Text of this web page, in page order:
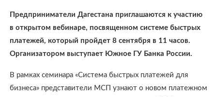
Предприниматели Дагестана приглашаются к участию
в открытом вебинаре, посвященном системе быстрых
платежей, который пройдет 8 сентября в 11 часов.
Организатором выступает Южное ГУ Банка России.
В рамках семинара «Система быстрых платежей для
бизнеса» представители МСП узнают о новом платежном